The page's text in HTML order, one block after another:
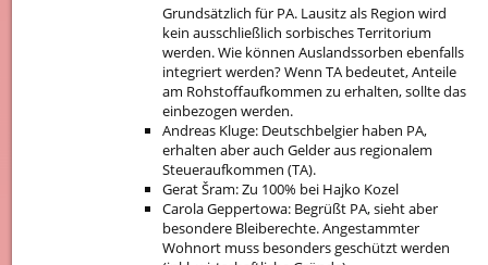
Grundsätzlich für PA. Lausitz als Region wird
kein ausschließlich sorbisches Territorium
werden. Wie können Auslandssorben ebenfalls
integriert werden? Wenn TA bedeutet, Anteile
am Rohstoffaufkommen zu erhalten, sollte das
einbezogen werden.
Andreas Kluge: Deutschbelgier haben PA,
erhalten aber auch Gelder aus regionalem
Steueraufkommen (TA).
Gerat Šram: Zu 100% bei Hajko Kozel
Carola Geppertowa: Begrüßt PA, sieht aber
besondere Bleiberechte. Angestammter
Wohnort muss besonders geschützt werden